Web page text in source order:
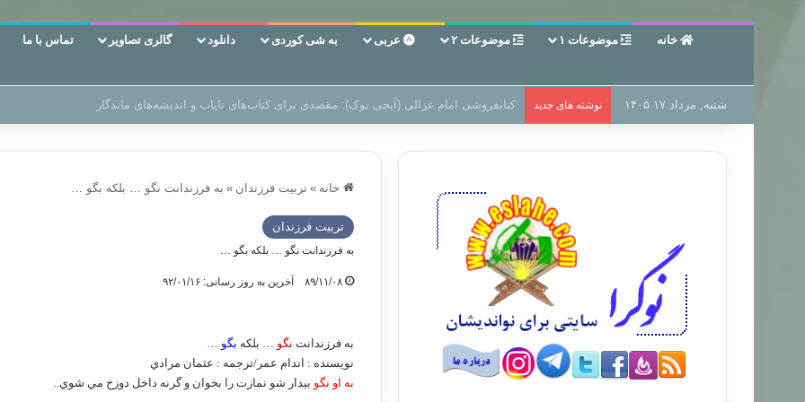
خانه موضوعات ۱ موضوعات ۲ عربی به شی کوردی دانلود گالری تصاویر تماس با ما
شنبه, مرداد ۱۷ ۱۴۰۵ نوشته های جدید سر دفتر فساد در زمین‌، دوری وکناره‌گیری از راه خداست‌!
خانه » تربیت فرزندان » به فرزندانت نگو … بلكه بگو …
تربیت فرزندان
به فرزندانت نگو … بلكه بگو …
۸۹/۱۱/۰۸ آخرین به روز رسانی: ۹۲/۰۱/۱۶
به فرزندانت نگو … بلكه بگو …
نويسنده : اندام عمر/ترجمه : عثمان مرادي
به او نگو بيدار شو نمازت را بخوان و گرنه داخل دوزخ مي شوي..